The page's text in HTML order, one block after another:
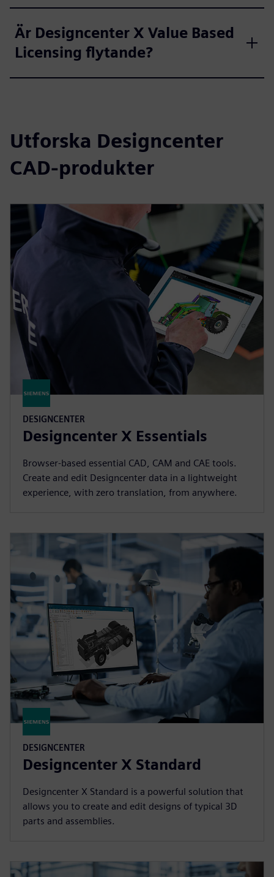
Är Designcenter X Value Based
Licensing flytande?
Utforska Designcenter
CAD-produkter
DESIGNCENTER
Designcenter X Essentials
Browser-based essential CAD, CAM and CAE tools.
Create and edit Designcenter data in a lightweight
experience, with zero translation, from anywhere.
DESIGNCENTER
Designcenter X Standard
Designcenter X Standard is a powerful solution that
allows you to create and edit designs of typical 3D
parts and assemblies.